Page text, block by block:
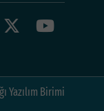
Yazılım Birimi